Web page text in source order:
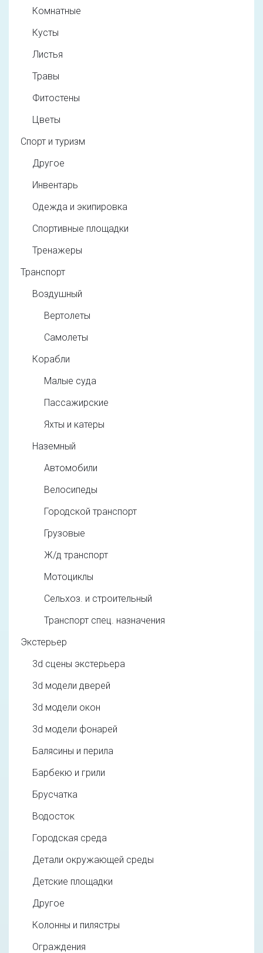
Комнатные
Кусты
Листья
Травы
Фитостены
Цветы
Спорт и туризм
Другое
Инвентарь
Одежда и экипировка
Спортивные площадки
Тренажеры
Транспорт
Воздушный
Вертолеты
Самолеты
Корабли
Малые суда
Пассажирские
Яхты и катеры
Наземный
Автомобили
Велосипеды
Городской транспорт
Грузовые
Ж/д транспорт
Мотоциклы
Сельхоз. и строительный
Транспорт спец. назначения
Экстерьер
3d cцены экстерьера
3d модели дверей
3d модели окон
3d модели фонарей
Балясины и перила
Барбекю и грили
Брусчатка
Водосток
Городская среда
Детали окружающей среды
Детские площадки
Другое
Колонны и пилястры
Ограждения